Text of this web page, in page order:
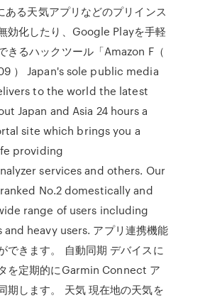
ある天気アプリなどのプリインス
効化したり、Google Playを手軽
きるハックツール「Amazon F（
） Japan's sole public media
to the world the latest
Japan and Asia 24 hours a
site which brings you a
providing
services and others. Our
No.2 domestically and
range of users including
heavy users. アプリ連携機能
できます。 自動同期 デバイスに
を定期的にGarmin Connect ア
期します。 天気 現在地の天気を